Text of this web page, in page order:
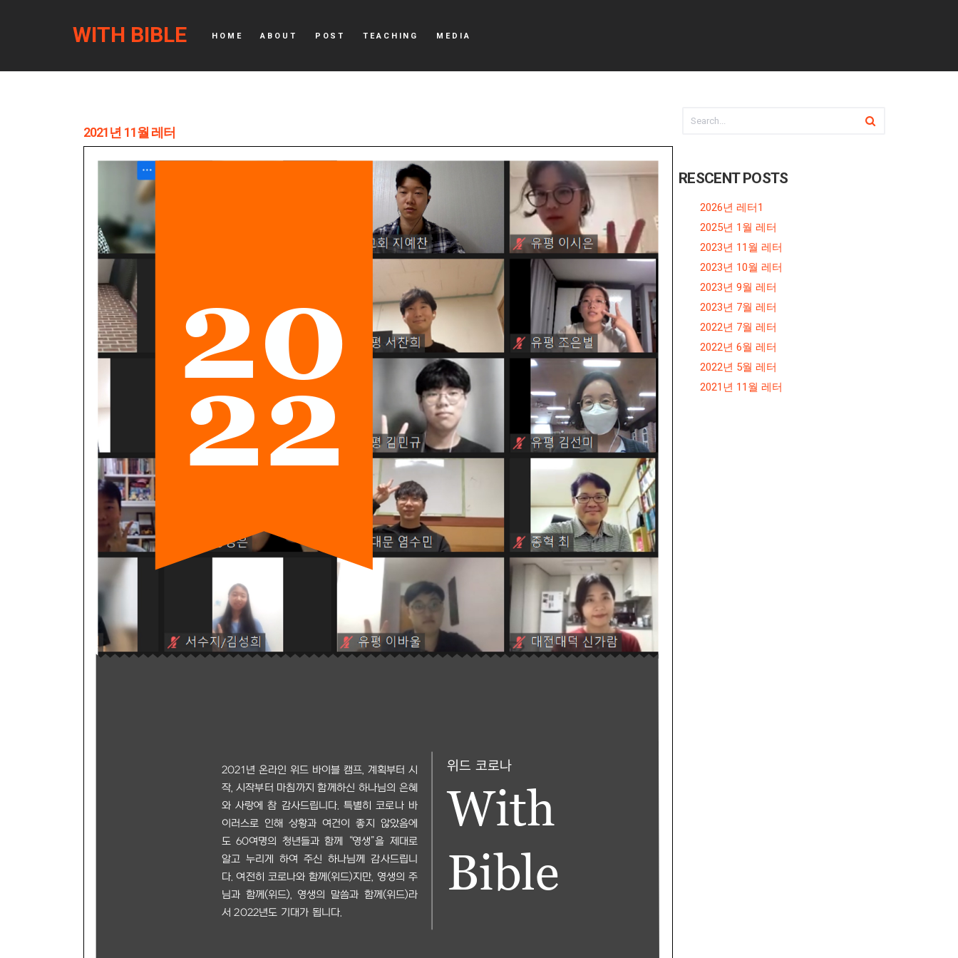
WITH BIBLE HOME ABOUT POST TEACHING MEDIA
2021년 11월 레터
RESCENT POSTS
2026년 레터1
2025년 1월 레터
2023년 11월 레터
2023년 10월 레터
2023년 9월 레터
2023년 7월 레터
2022년 7월 레터
2022년 6월 레터
2022년 5월 레터
2021년 11월 레터